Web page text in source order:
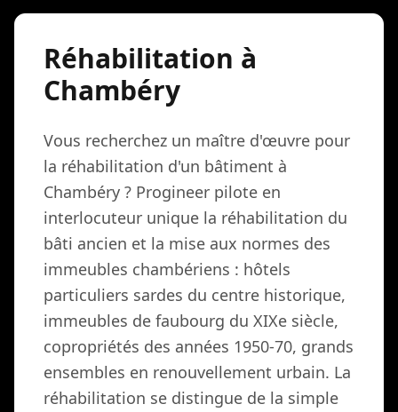
Réhabilitation à
Chambéry
Vous recherchez un maître d'œuvre pour
la réhabilitation d'un bâtiment à
Chambéry ? Progineer pilote en
interlocuteur unique la réhabilitation du
bâti ancien et la mise aux normes des
immeubles chambériens : hôtels
particuliers sardes du centre historique,
immeubles de faubourg du XIXe siècle,
copropriétés des années 1950-70, grands
ensembles en renouvellement urbain. La
réhabilitation se distingue de la simple